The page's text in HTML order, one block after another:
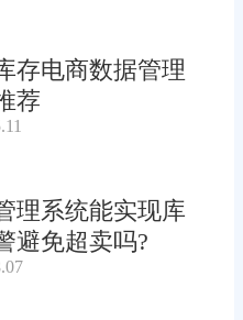
存电商数据管理
荐
理系统能实现库
避免超卖吗?